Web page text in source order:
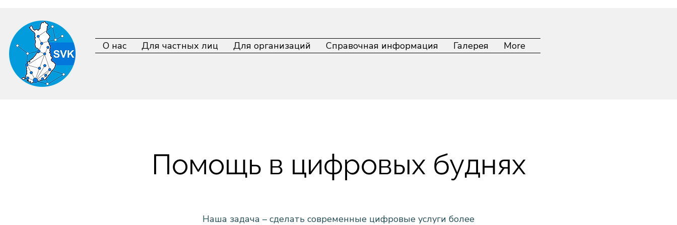
О нас Для частных лиц Для организаций Справочная информация Галерея More
Помощь в цифровых буднях
Наша задача – сделать современные цифровые услуги более